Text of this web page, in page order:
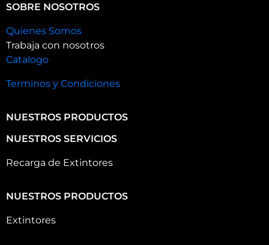
SOBRE NOSOTROS
Quienes Somos
Trabaja con nosotros
Catalogo
Terminos y Condiciones
NUESTROS PRODUCTOS
NUESTROS SERVICIOS
Recarga de Extintores
NUESTROS PRODUCTOS
Extintores